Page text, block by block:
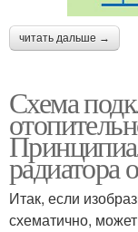
читать дальше →
Схема
радиатора
Итак, если
схематично,